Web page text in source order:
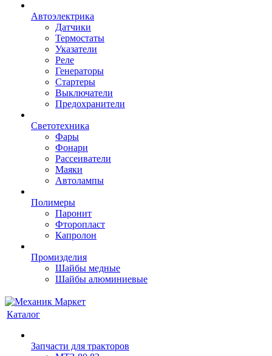
Автоэлектрика
Датчики
Термостаты
Указатели
Реле
Генераторы
Стартеры
Выключатели
Предохранители
Светотехника
Фары
Фонари
Рассеиватели
Маяки
Автолампы
Полимеры
Паронит
Фторопласт
Капролон
Промизделия
Шайбы медные
Шайбы алюминиевые
Каталог
Запчасти для тракторов